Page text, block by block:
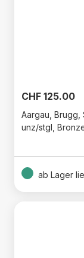
CHF 125.00
Aargau, Brugg,
unz/stgl,
ab Lager